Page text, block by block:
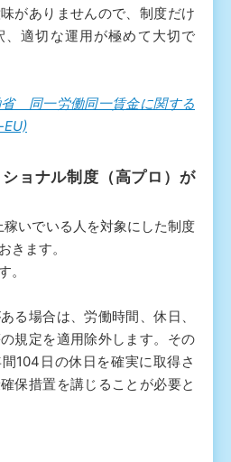
がありませんので、制度だけ
、適切な運用が極めて大切で
省 同一労働同一賃金に関する
EU)
ョナル制度（高プロ）が
いでいる人を対象にした制度
きます。
。
る場合は、労働時間、休日、
規定を適用除外します。その
104日の休日を確実に取得さ
保措置を講じることが必要と